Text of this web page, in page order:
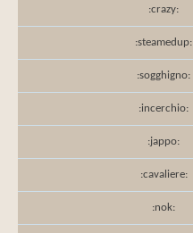
:crazy:
:steamedup:
:sogghigno:
:incerchio:
:jappo:
:cavaliere:
:nok: